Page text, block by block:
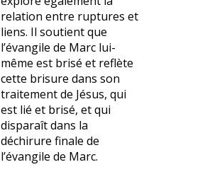
relation entre ruptures et
liens. Il soutient que
l’évangile de Marc lui-
même est brisé et reflète
cette brisure dans son
traitement de Jésus, qui
est lié et brisé, et qui
disparaît dans la
déchirure finale de
l’évangile de Marc.